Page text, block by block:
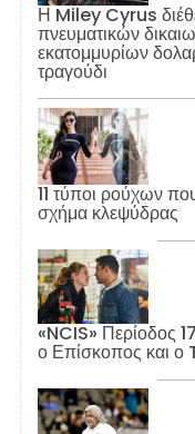
Η Miley Cyrus
πνευματικών
εκατομμυρίων
τραγούδι
11 τύποι ρούχων
σχήμα κλεψύδρας
«NCIS» Περίοδος
ο Επίσκοπος και ο